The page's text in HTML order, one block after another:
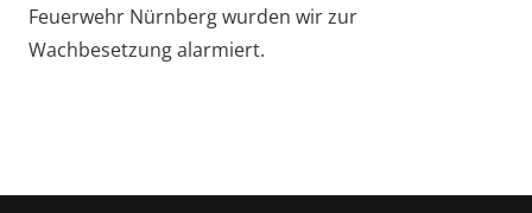
Feuerwehr Nürnberg wurden wir zur
Wachbesetzung alarmiert.